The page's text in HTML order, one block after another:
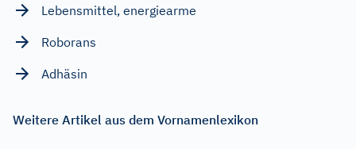
Lebensmittel, energiearme
Roborans
Adhäsin
Weitere Artikel aus dem Vornamenlexikon